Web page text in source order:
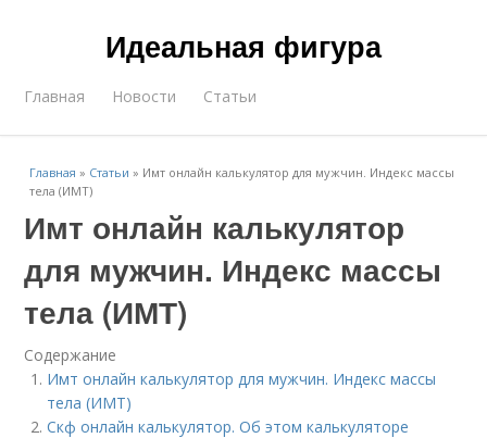
Идеальная фигура
Главная Новости Статьи
Главная » Статьи » Имт онлайн калькулятор для мужчин. Индекс массы
тела (ИМТ)
Имт онлайн калькулятор
для мужчин. Индекс массы
тела (ИМТ)
Содержание
Имт онлайн калькулятор для мужчин. Индекс массы
тела (ИМТ)
Скф онлайн калькулятор. Об этом калькуляторе